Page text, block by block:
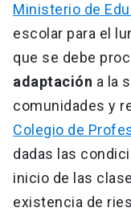
Ministerio de
escolar para el
que se debe
adaptación a la
comunidades y
Colegio de
dadas las
inicio de las
existencia de